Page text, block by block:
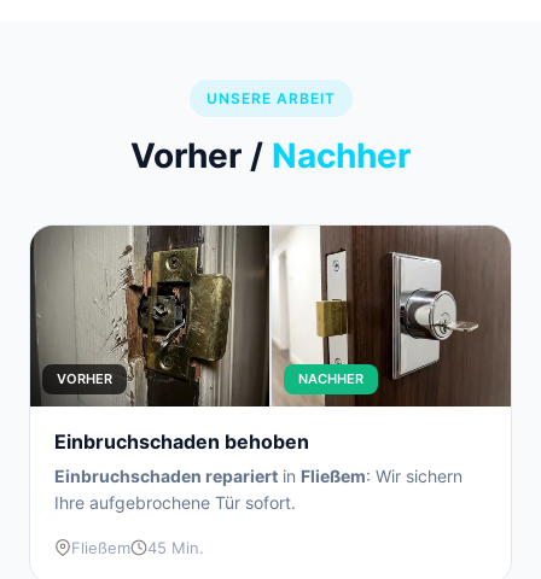
UNSERE ARBEIT
Vorher / Nachher
VORHER NACHHER
Einbruchschaden behoben
Einbruchschaden repariert in Fließem: Wir sichern
Ihre aufgebrochene Tür sofort.
Fließem 45 Min.